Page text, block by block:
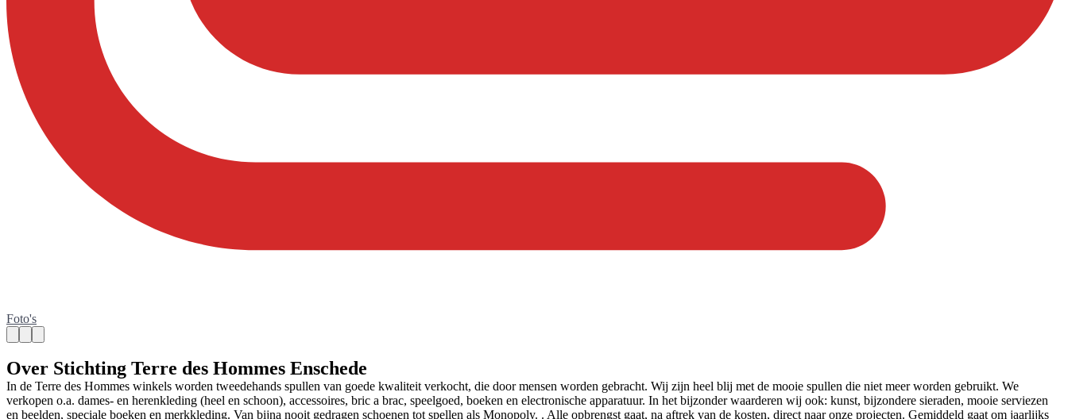
Foto's
Over Stichting Terre des Hommes Enschede
In de Terre des Hommes winkels worden tweedehands spullen van goede kwaliteit verkocht, die door mensen worden gebracht. Wij zijn heel blij met de mooie spullen die niet meer worden gebruikt. We
verkopen o.a. dames- en herenkleding (heel en schoon), accessoires, bric a brac, speelgoed, boeken en electronische apparatuur. In het bijzonder waarderen wij ook: kunst, bijzondere sieraden, mooie serviezen
en beelden, speciale boeken en merkkleding. Van bijna nooit gedragen schoenen tot spellen als Monopoly. . Alle opbrengst gaat, na aftrek van de kosten, direct naar onze projecten. Gemiddeld gaat om jaarlijks